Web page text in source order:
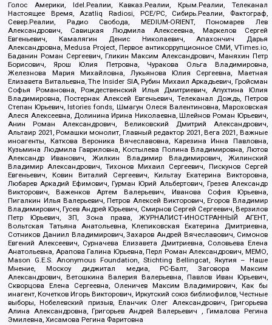
Голос Америки, Idel.Реалии, Кавказ.Реалии, Крым.Реалии, Телеканал
Настоящее Время, Azatliq Radiosi, PCE/PC, Сибирь.Реалии, Фактограф,
Север.Реалии, Радио Свобода, MEDIUM-ORIENT, Пономарев Лев
Александрович, Савицкая Людмила Алексеевна, Маркелов Сергей
Евгеньевич, Камалягин Денис Николаевич, Апахончич Дарья
Александровна, Medusa Project, Первое антикоррупционное СМИ, VTimes.io,
Баданин Роман Сергеевич, Гликин Максим Александрович, Маняхин Петр
Борисович, Ярош Юлия Петровна, Чуракова Ольга Владимировна,
Железнова Мария Михайловна, Лукьянова Юлия Сергеевна, Маетная
Елизавета Витальевна, The Insider SIA, Рубин Михаил Аркадьевич, Гройсман
Софья Романовна, Рождественский Илья Дмитриевич, Апухтина Юлия
Владимировна, Постернак Алексей Евгеньевич, Телеканал Дождь, Петров
Степан Юрьевич, Istories fonds, Шмагун Олеся Валентиновна, Мароховская
Алеся Алексеевна, Долинина Ирина Николаевна, Шлейнов Роман Юрьевич,
Анин Роман Александрович, Великовский Дмитрий Александрович,
Альтаир 2021, Ромашки монолит, Главный редактор 2021, Вега 2021, Важные
иноагенты, Каткова Вероника Вячеславовна, Карезина Инна Павловна,
Кузьмина Людмила Гавриловна, Костылева Полина Владимировна, Лютов
Александр Иванович, Жилкин Владимир Владимирович, Жилинский
Владимир Александрович, Тихонов Михаил Сергеевич, Пискунов Сергей
Евгеньевич, Ковин Виталий Сергеевич, Кильтау Екатерина Викторовна,
Любарев Аркадий Ефимович, Гурман Юрий Альбертович, Грезев Александр
Викторович, Важенков Артем Валерьевич, Иванова София Юрьевна,
Пигалкин Илья Валерьевич, Петров Алексей Викторович, Егоров Владимир
Владимирович, Гусев Андрей Юрьевич, Смирнов Сергей Сергеевич, Верзилов
Петр Юрьевич, ЗП, Зона права, ЖУРНАЛИСТ-ИНОСТРАННЫЙ АГЕНТ,
Вольтская Татьяна Анатольевна, Клепиковская Екатерина Дмитриевна,
Сотников Даниил Владимирович, Захаров Андрей Вячеславович, Симонов
Евгений Алексеевич, Сурначева Елизавета Дмитриевна, Соловьева Елена
Анатольевна, Арапова Галина Юрьевна, Перл Роман Александрович, МЕМО,
Mason G.E.S. Anonymous Foundation, Stichting Bellingcat, Якутия – Наше
Мнение, Москоу диджитал медиа, РС-Балт, Заговора Максим
Александрович, Ветошкина Валерия Валерьевна, Павлов Иван Юрьевич,
Скворцова Елена Сергеевна, Оленичев Максим Владимирович, Как бы
инагент, Кочетков Игорь Викторович, Иркутский союз библиофилов, Честные
выборы, Нобелевский призыв, Еланчик Олег Александрович, Григорьева
Алина Александровна, Григорьев Андрей Валерьевич , Гималова Регина
Эмилевна, Хисамова Регина Фаритовна